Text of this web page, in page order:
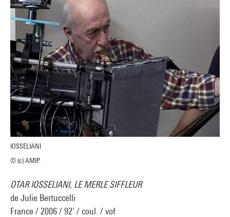
IOSSELIANI
© (c) AMIP.
OTAR IOSSELIANI, LE MERLE SIFFLEUR
de Julie Bertuccelli
France / 2006 / 92’ / coul. / vof